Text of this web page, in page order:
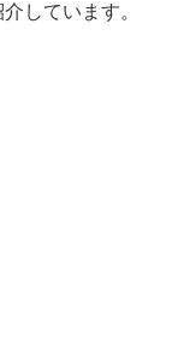
しています。